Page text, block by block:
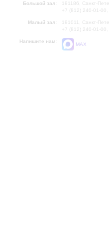
Большой зал:
191186, Санкт-
+7 (812) 240-01-
Малый зал:
191011, Санкт-
+7 (812) 240-01-
Напишите нам:
MAX